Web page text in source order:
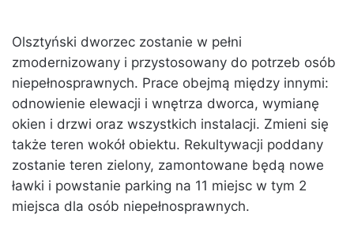
Olsztyński dworzec zostanie w pełni
zmodernizowany i przystosowany do potrzeb osób
niepełnosprawnych. Prace obejmą między innymi:
odnowienie elewacji i wnętrza dworca, wymianę
okien i drzwi oraz wszystkich instalacji. Zmieni się
także teren wokół obiektu. Rekultywacji poddany
zostanie teren zielony, zamontowane będą nowe
ławki i powstanie parking na 11 miejsc w tym 2
miejsca dla osób niepełnosprawnych.